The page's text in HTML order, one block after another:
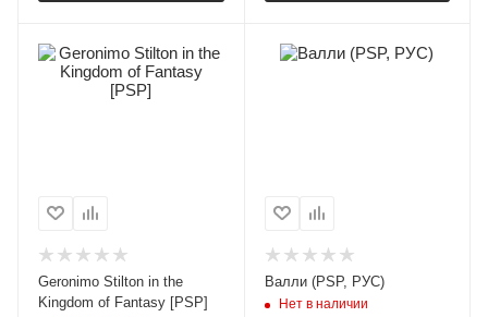
Geronimo Stilton in the
Kingdom of Fantasy [PSP]
Валли (PSP, РУС)
Нет в наличии